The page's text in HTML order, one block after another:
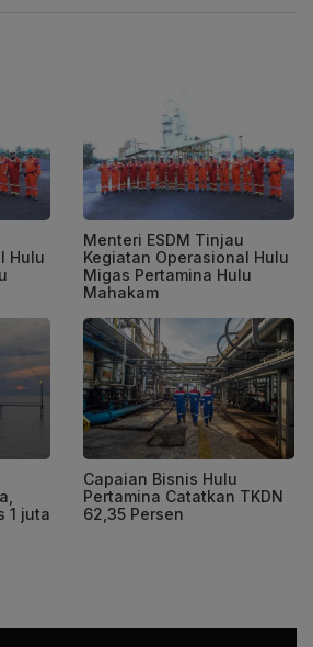
Hulu
Menteri ESDM Tinjau
Kegiatan Operasional Hulu
Migas Pertamina Hulu
Mahakam
1 juta
Capaian Bisnis Hulu
Pertamina Catatkan TKDN
62,35 Persen